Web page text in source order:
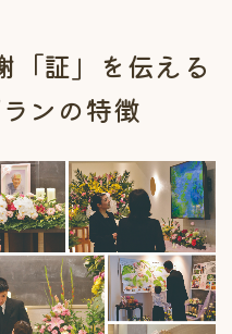
「証」を伝える
ンの特徴